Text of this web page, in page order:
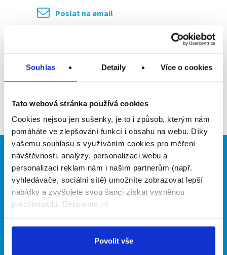
Souhlas Detaily Více o cookies
Tato webová stránka používá cookies
Cookies nejsou jen sušenky, je to i způsob, kterým nám
pomáháte ve zlepšování funkcí i obsahu na webu. Díky
vašemu souhlasu s využíváním cookies pro měření
návštěvnosti, analýzy, personalizaci webu a
personalizaci reklam nám i našim partnerům (např.
vyhledávače, sociální sítě) umožníte zobrazovat lepší
nabídky a zvyšujete svou šanci získat vysněnou
práci/brigádu. Děkujeme :-)
Povolit vše
Poslat na email
Zpět
Brigádníci
Články
Hledané brigády
Firmy
Vložit inzerát
Ceník
Naše další projekty